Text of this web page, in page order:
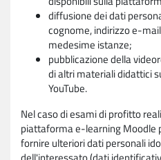
diffusione dei dati
cognome, indirizzo e-
medesime istanze;
pubblicazione della
di altri materiali didattici
YouTube.
Nel caso di esami di profitto
piattaforma e-learning Moodle
fornire ulteriori dati personali